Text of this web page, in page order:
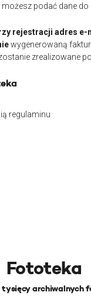
możesz podać dane do
rejestracji adres
wygenerowaną
zrealizowane po
regulaminu
Fototeka
tysięcy archiwalnych